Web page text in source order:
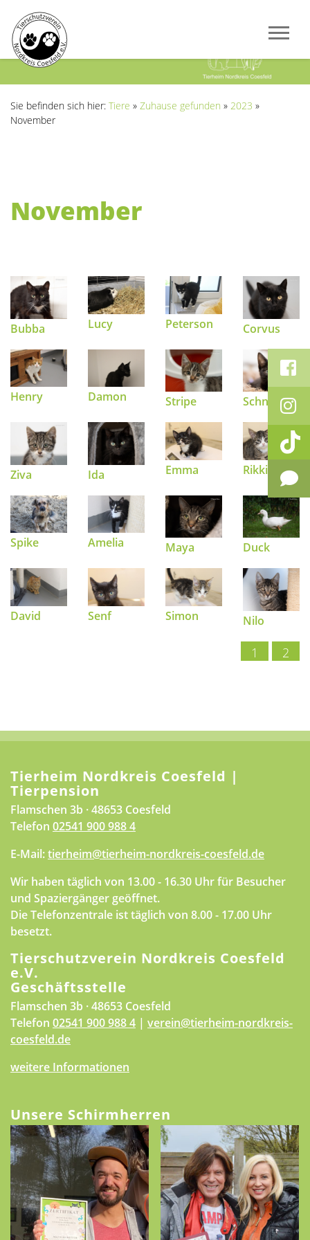
Sie befinden sich hier: Tiere » Zuhause gefunden » 2023 »
November
November
Bubba Lucy Peterson Corvus
Henry Damon Stripe Schnitzel
Ziva Ida Emma Rikki
Spike Amelia Maya Duck
David Senf Simon Nilo
1 2
Tierheim Nordkreis Coesfeld |
Tierpension
Flamschen 3b · 48653 Coesfeld
Telefon 02541 900 988 4
E-Mail:tierheim@tierheim-nordkreis-coesfeld.de
Wir haben täglich von 13.00 - 16.30 Uhr für Besucher
und Spaziergänger geöffnet.
Die Telefonzentrale ist täglich von 8.00 - 17.00 Uhr
besetzt.
Tierschutzverein Nordkreis Coesfeld
e.V.
Geschäftsstelle
Flamschen 3b · 48653 Coesfeld
Telefon 02541 900 988 4 | verein@tierheim-nordkreis-
coesfeld.de
weitere Informationen
Unsere Schirmherren